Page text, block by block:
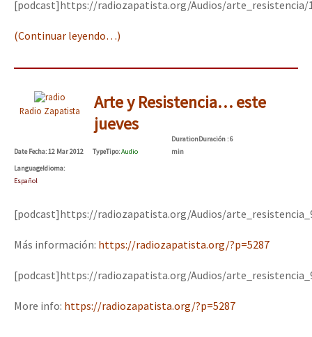
[podcast]https://radiozapatista.org/Audios/
(Continuar leyendo…)
Radio Zapatista
Arte y Resistencia… este
jueves
DateFecha: 12 Mar 2012 TypeTipo:Audio
DurationDuración: 6
min
LanguageIdioma:
Español
[podcast]https://radiozapatista.org/Audios/
Más información: https://radiozapatista.org/?p=5287
[podcast]https://radiozapatista.org/Audios/
More info: https://radiozapatista.org/?p=5287